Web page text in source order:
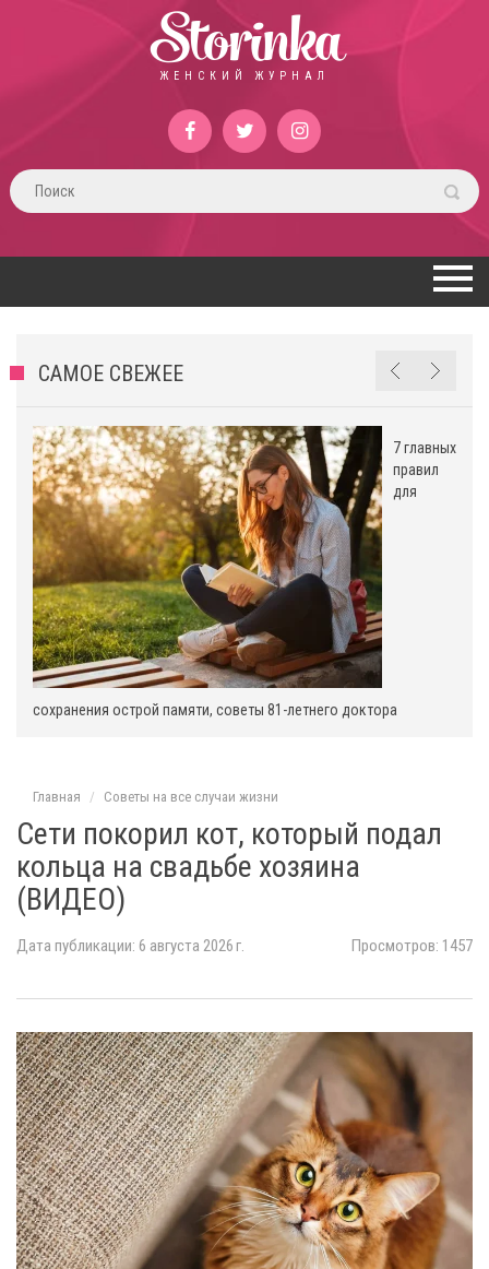
Storinka
ЖЕНСКИЙ ЖУРНАЛ
САМОЕ СВЕЖЕЕ
7 главных
правил
для
сохранения острой памяти, советы 81-летнего доктора
Главная Советы на все случаи жизни
Сети покорил кот, который подал
кольца на свадьбе хозяина
(ВИДЕО)
Дата публикации: 6 августа 2026 г. Просмотров: 1457